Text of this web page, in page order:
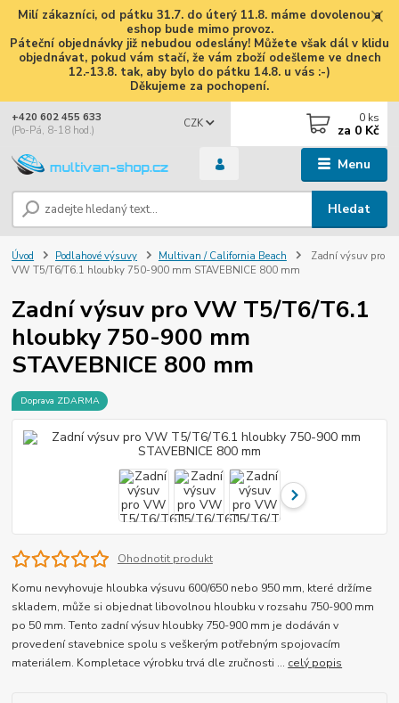
Milí zákazníci, od pátku 31.7. do úterý 11.8. máme dovolenou a
eshop bude mimo provoz.
Páteční objednávky již nebudou odeslány! Můžete však dál v klidu
objednávat, pokud vám stačí, že vám zboží odešleme ve dnech
12.-13.8. tak, aby bylo do pátku 14.8. u vás :-)
Děkujeme za pochopení.
Menu
CZK
Hledat
+420 602 455 633
(Po-Pá, 8-18 hod.)
0 ks
za 0 Kč
Úvod Podlahové výsuvy Multivan / California Beach
Zadní výsuv pro
VW T5/T6/T6.1 hloubky 750-900 mm STAVEBNICE 800 mm
Zadní výsuv pro VW T5/T6/T6.1
hloubky 750-900 mm
STAVEBNICE 800 mm
Doprava ZDARMA
Ohodnotit produkt
Komu nevyhovuje hloubka výsuvu 600/650 nebo 950 mm, které držíme
skladem, může si objednat libovolnou hloubku v rozsahu 750-900 mm
po 50 mm. Tento zadní výsuv hloubky 750-900 mm je dodáván v
provedení stavebnice spolu s veškerým potřebným spojovacím
materiálem. Kompletace výrobku trvá dle zručnosti ... celý popis